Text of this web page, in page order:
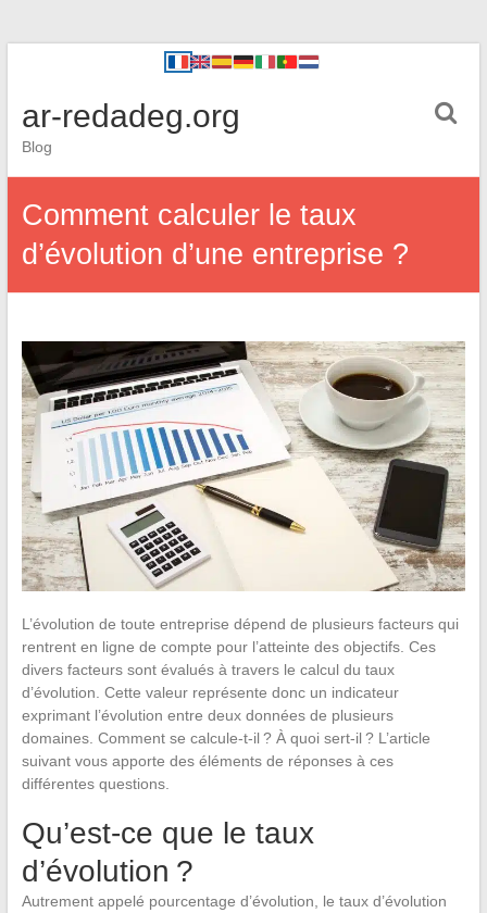
ar-redadeg.org
Blog
Comment calculer le taux
d’évolution d’une entreprise ?
L’évolution de toute entreprise dépend de plusieurs facteurs qui
rentrent en ligne de compte pour l’atteinte des objectifs. Ces
divers facteurs sont évalués à travers le calcul du taux
d’évolution. Cette valeur représente donc un indicateur
exprimant l’évolution entre deux données de plusieurs
domaines. Comment se calcule-t-il ? À quoi sert-il ? L’article
suivant vous apporte des éléments de réponses à ces
différentes questions.
Qu’est-ce que le taux
d’évolution ?
Autrement appelé pourcentage d’évolution, le taux d’évolution